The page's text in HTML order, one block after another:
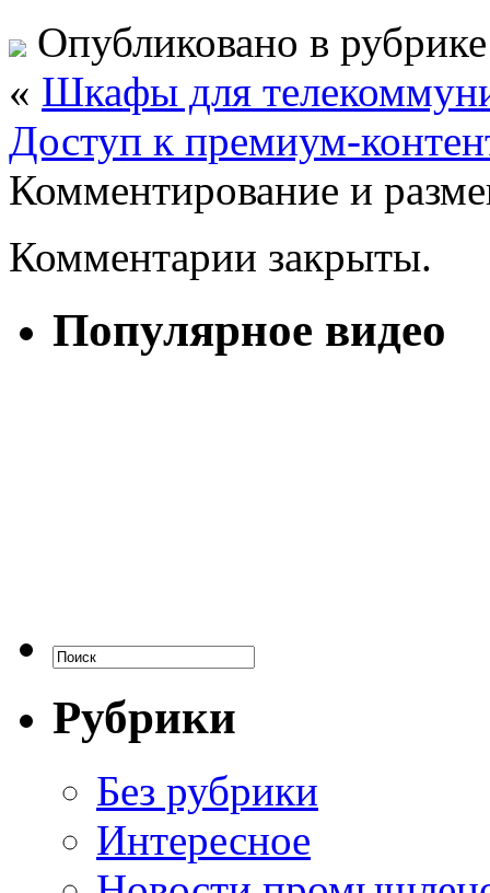
Опубликовано в
« Шкафы для
Доступ к премиум-
Комментирование и
Комментарии закрыты.
Популярное видео
Рубрики
Без рубрики
Интересное